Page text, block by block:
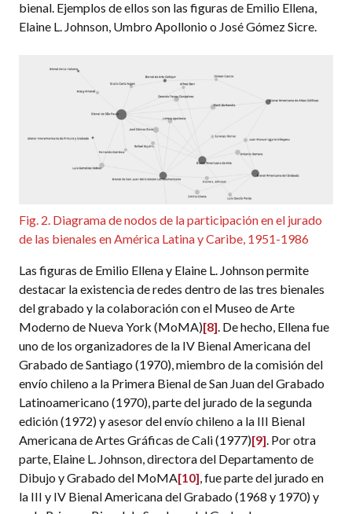
bienal. Ejemplos de ellos son las figuras de Emilio Ellena,
Elaine L. Johnson, Umbro Apollonio o José Gómez Sicre.
Fig. 2. Diagrama de nodos de la participación en el jurado
de las bienales en América Latina y Caribe, 1951-1986
Las figuras de Emilio Ellena y Elaine L. Johnson permite
destacar la existencia de redes dentro de las tres bienales
del grabado y la colaboración con el Museo de Arte
Moderno de Nueva York (MoMA)[8]. De hecho, Ellena fue
uno de los organizadores de la IV Bienal Americana del
Grabado de Santiago (1970), miembro de la comisión del
envío chileno a la Primera Bienal de San Juan del Grabado
Latinoamericano (1970), parte del jurado de la segunda
edición (1972) y asesor del envío chileno a la III Bienal
Americana de Artes Gráficas de Cali (1977)[9]. Por otra
parte, Elaine L. Johnson, directora del Departamento de
Dibujo y Grabado del MoMA[10], fue parte del jurado en
la III y IV Bienal Americana del Grabado (1968 y 1970) y